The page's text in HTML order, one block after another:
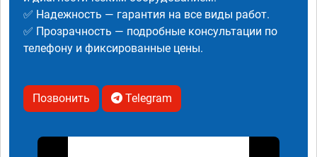
✅ Надежность — гарантия на все виды работ.
✅ Прозрачность — подробные консультации по
телефону и фиксированные цены.
Позвонить Telegram